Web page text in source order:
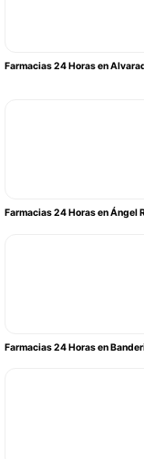
Farmacias 24 Horas en
Farmacias 24 Horas en Ángel
Farmacias 24 Horas en